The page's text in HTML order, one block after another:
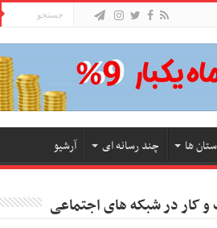
ها چند رسانه ای آرشیو
کار در شبکه های اجتماعی